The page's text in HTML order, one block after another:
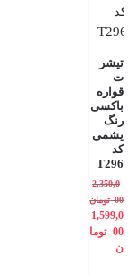
تیشر
ت
قواره
باکسی
رنگ
یشمی
کد
T296
2,350,0
00 تومان
1,599,0
00 توما
ن